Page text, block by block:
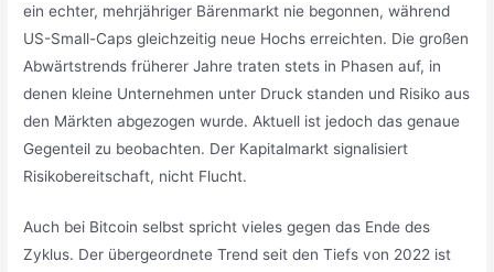
ein echter, mehrjähriger Bärenmarkt nie begonnen, während
US-Small-Caps gleichzeitig neue Hochs erreichten. Die großen
Abwärtstrends früherer Jahre traten stets in Phasen auf, in
denen kleine Unternehmen unter Druck standen und Risiko aus
den Märkten abgezogen wurde. Aktuell ist jedoch das genaue
Gegenteil zu beobachten. Der Kapitalmarkt signalisiert
Risikobereitschaft, nicht Flucht.
Auch bei Bitcoin selbst spricht vieles gegen das Ende des
Zyklus. Der übergeordnete Trend seit den Tiefs von 2022 ist